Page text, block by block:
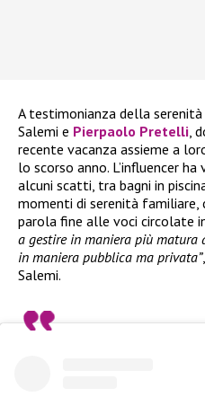
A testimonianza della
Salemi e Pierpaolo Pretelli ,
recente vacanza assieme a
lo scorso anno. L’influencer
alcuni scatti, tra bagni in
momenti di serenità familiare,
parola fine alle voci circolate
a gestire in maniera più matura
in maniera pubblica ma privata”
Salemi.